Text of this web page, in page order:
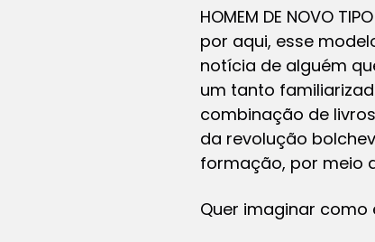
HOMEM DE NOVO
por aqui, esse
notícia de alguém
um tanto
combinação de
da revolução
formação, por meio
Quer imaginar como